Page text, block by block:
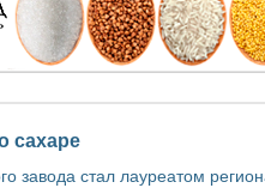
сахаре
завода стал лауреатом